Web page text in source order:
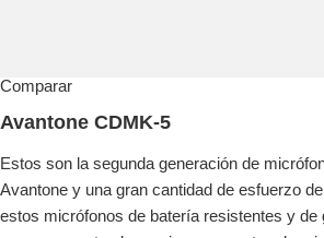
Comparar
Avantone CDMK-5
Estos son la segunda generación de
Avantone y una gran cantidad de esfuerzo
estos micrófonos de batería resistentes y de